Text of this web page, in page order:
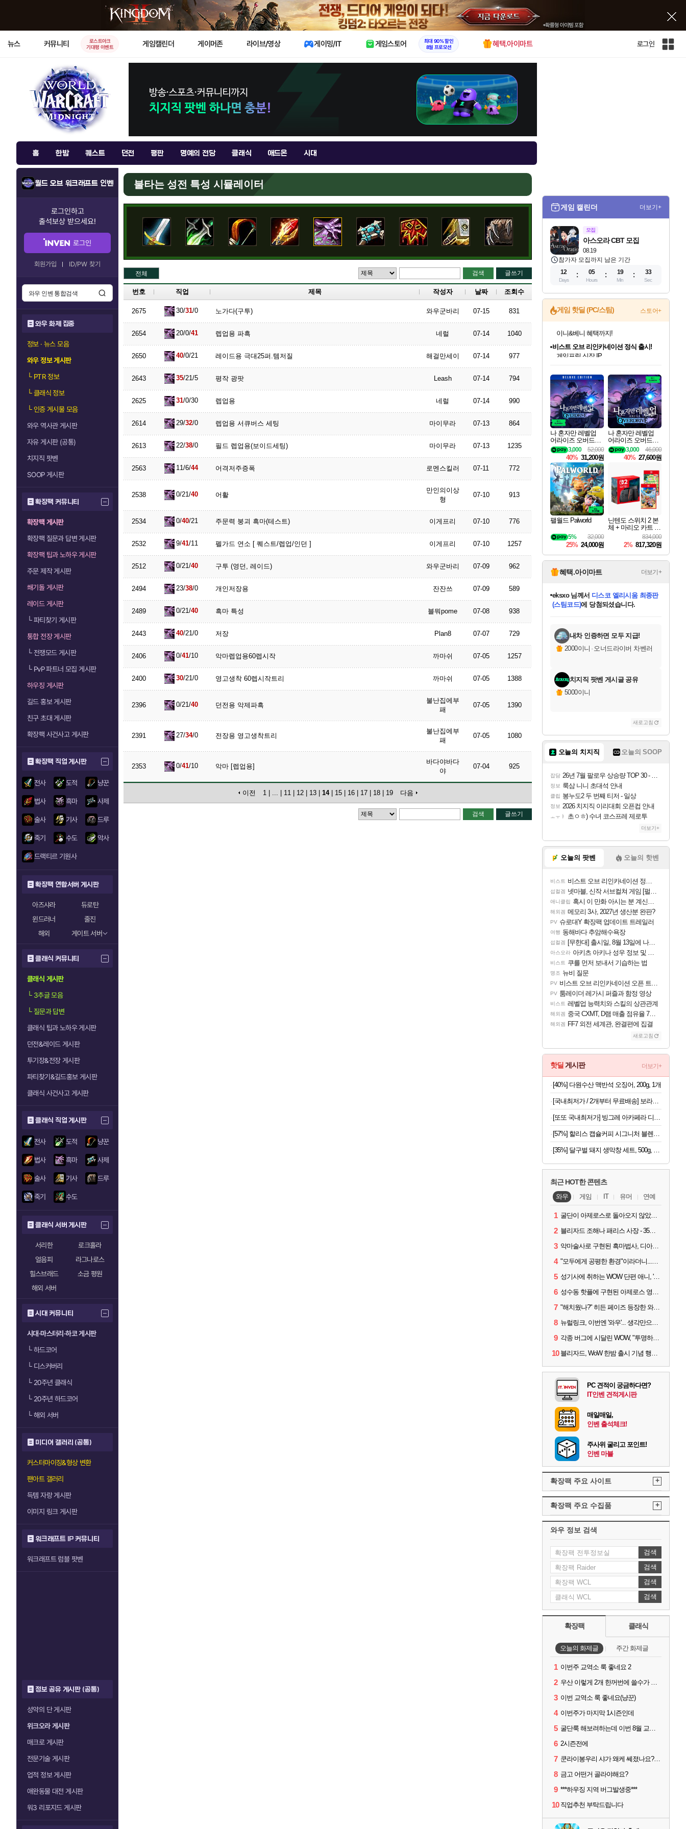
X
뉴스 커뮤니티
로스트아크
기대평 이벤트
게임캘린더 게이머존 라이브/영상 게이밍/IT 게임스토어
최대 90% 할인
8월 프로모션
혜택.아이마트 로그인
인
홈 한밤 퀘스트 던전 평판 명예의 전당 클래식 애드온 시대
월드 오브 워크래프트 인벤
로그인하고
출석보상 받으세요!
로그인
회원가입 ID/PW 찾기
와우 화제 집중
정보 · 뉴스 모음
와우 정보 게시판
└PTR 정보
└클래식 정보
└인증 게시물 모음
와우 역사관 게시판
자유 게시판 (공통)
치지직 팟벤
SOOP 게시판
확장팩 커뮤니티
확장팩 게시판
확장팩 질문과 답변 게시판
확장팩 팁과 노하우 게시판
주문 제작 게시판
쐐기돌 게시판
레이드 게시판
└파티찾기 게시판
통합 전장 게시판
└전쟁모드 게시판
└PvP 파트너 모집 게시판
하우징 게시판
길드 홍보 게시판
친구 초대 게시판
확장팩 사건사고 게시판
확장팩 직업 게시판
전사 도적 냥꾼
법사 흑마 사제
술사 기사 드루
죽기 수도 악사
드랙티르 기원사
확장팩 연합서버 게시판
아즈샤라
듀로탄
윈드러너
줄진
해외
게이트 서버
클래식 커뮤니티
클래식 게시판
└3추글 모음
└질문과 답변
클래식 팁과 노하우 게시판
던전&레이드 게시판
투기장&전장 게시판
파티찾기&길드홍보 게시판
클래식 사건사고 게시판
클래식 직업 게시판
전사 도적 냥꾼
법사 흑마 사제
술사 기사 드루
죽기 수도
클래식 서버 게시판
서리한
로크홀라
얼음피
라그나로스
힐스브래드
소금 평원
해외 서버
시대 커뮤니티
시대·마스터리·하코 게시판
└하드코어
└디스커버리
└20주년 클래식
└20주년 하드코어
└해외 서버
미디어 갤러리 (공통)
커스터마이징&형상 변환
팬아트 갤러리
득템 자랑 게시판
이미지 링크 게시판
워크래프트 IP 커뮤니티
워크래프트 럼블 팟벤
정보 공유 게시판 (공통)
성약의 단 게시판
위크오라 게시판
매크로 게시판
전문기술 게시판
업적 정보 게시판
애완동물 대전 게시판
워3 리포지드 게시판
불타는 성전 특성 시뮬레이터
전체 검색 글쓰기
번호 직업 제목 작성자 날짜 조회수
2675 30/31/0 노가다(구투) 와우군바리 07-15 831
2654 20/0/41 렙업용 파흑 네럴 07-14 1040
2650 40/0/21 레이드용 극대25퍼.템저질 해걸만세이 07-14 977
2643 35/21/5 평작 광팟 Leash 07-14 794
2625 31/0/30 렙업용 네럴 07-14 990
2614 29/32/0 렙업용 서큐버스 세팅 마이무라 07-13 864
2613 22/38/0 필드 렙업용(보이드세팅) 마이무라 07-13 1235
2563 11/6/44 어격저주증폭 로멘스킬러 07-11 772
2538 0/21/40 어활
만인의이상
형
07-10 913
2534 0/40/21 주문력 붕괴 흑마(테스트) 이게프리 07-10 776
2532 9/41/11 펠가드 연소 [ 퀘스트/렙업/인던 ] 이게프리 07-10 1257
2512 0/21/40 구투 (영던, 레이드) 와우군바리 07-09 962
2494 23/38/0 개인저장용 잔잔쓰 07-09 589
2489 0/21/40 흑마 특성 블뭐pome 07-08 938
2443 40/21/0 저장 Plan8 07-07 729
2406 0/41/10 악마렙업용60렙시작 까마쉬 07-05 1257
2400 30/21/0 영고생착 60렙시작트리 까마쉬 07-05 1388
2396 0/21/40 던전용 악제파흑
불난집에부
패
07-05 1390
2391 27/34/0 전장용 영고생착트리
불난집에부
패
07-05 1080
2353 0/41/10 악마 [렙업용]
바다야바다
야
07-04 925
이전 1| ... 11 12 13 14 15 16 17 18 19 다음
검색 글쓰기
게임 캘린더 더보기+
모집
08.19
아스오라 CBT 모집
참가자 모집까지 남은 기간
12
Days
05
Hours
19
Min
32
Sec
게임 핫딜 (PC/스팀) 스토어+
최대 90% 할인가를 만나보세요!
네이버혜택과 함께 만나보세요!
50%할인&추가 적립까지!
이니&베니 혜택까지!
비스트 오브 리인카네이션 정식 출시!
게임프릭 신작 IP
네이버 혜택가와 함께 예약하세요!
할인&네이버혜택으로 만나보세요!
네이버페이 혜택과 만나보세요!
40주년 프로모션으로 만나보세요!
네이버 포인트 혜택까지!
할인가에 만나보세요!
일부 에디션 상시 할인!
혜택으로 예약 판매 중
편안하게 충전하세요
나 혼자만 레벨업
어라이즈 오버드라
이브 디럭스 에디션
Solo Leveling Arise
Overdrive Deluxe Edi
tion
52,000
3,000
40% 31,200원
나 혼자만 레벨업
어라이즈 오버드라
이브 Solo Leveling A
rise
46,000
3,000
40% 27,600원
팰월드 Palworld
32,000
5%
25% 24,000원
닌텐도 스위치 2 본
체 + 마리오 카트 월
드 + 포켓몬 포코피
아 번들
834,000
2% 817,320원
혜택.아이마트 더보기+
당첨되셨습니다.
당첨되셨습니다.
(스팀코드)에 당첨되셨습니다.
칠부님께서 네이버페이 1만원
당첨되셨습니다.
당첨되셨습니다.
에디션 (스팀코드)를 교환.
당첨되셨습니다.
당첨되셨습니다.
당첨되셨습니다.
당첨되셨습니다.
내차 인증하면 모두 지급!
2000이니 · 오너드라이버 차벤러
치지직 팟벤 게시글 공유
5000이니
새로고침
오늘의 치지직 오늘의 SOOP
잡담 26년 7월 팔로우 상승량 TOP 30 - 월간 치지직
정보 룩삼 니니 초대석 안내
클립 봉누도2 두 번째 티저 - 일상
정보 2026 치지직 이리대회 오픈컵 안내
ㅗㅜㅑ 초ㅇㅎ) 수녀 코스프레 제로투
더보기+
오늘의 팟벤 오늘의 핫벤
비스트 비스트 오브 리인카네이션 정보/공략글 모음
섭컬겜 넷마블, 신작 서브컬쳐 게임 [펄 인 블루] 티저 사이트 오픈
애니클립 혹시 이 만화 아시는 분 계신가요
해외겜 메모리 3사, 2027년 생산분 완판?
PV 슈로대Y 확장팩 업데이트 트레일러
여행 동해바다 추암해수욕장
섭컬겜 [무한대] 출시일, 8월 13일에 나오나
아스오라 아키츠 아키나 성우 정보 및 주요 필모
비스트 쿠를 먼저 보내서 기습하는 법
명조 뉴비 질문
PV 비스트 오브 리인카네이션 오픈 트레일러
PV 툼레이더 레가시 퍼즐과 함정 영상
비스트 레벨업 능력치와 스킬의 상관관계
해외겜 중국 CXMT, D램 매출 점유율 7%…글로벌 4위로 부상
해외겜 FF7 외전 세계관, 완결편에 집결
새로고침
핫딜 게시판 더보기+
[40%] 다원수산 맥반석 오징어, 200g, 1개
[국내최저가 / 2개부터 무료배송] 보라톡스 보라효소101 곡물발효효소 프로바이오틱스 30포
[35%] 달구벌 돼지 생막창 세트, 500g, 2봉
최근 HOT한 콘텐츠
와우 게임 IT 유머 연예
1 굴단이 아제로스로 돌아오지 않았다면? 와우 클래식+ 주목
2 블리자드 조해나 패리스 사장 - 35년 역사, 그리고 비전
3 악마술사로 구현된 흑마법사, 디아4 x 와우 콜라보 살펴보기
4 "모두에게 공평한 환경"이라더니...여전히 살아있는 애드온
5 성기사에 취하는 WOW 단편 애니, '신성한 모든 것'
6 성수동 핫플에 구현된 아제로스 영웅들의 안식처, WoW 홈스윗홈
7 "해치웠나?" 히든 페이즈 등장한 와우 '한밤', 세계 최초 킬은 '팀 리퀴드'
8 뉴럴링크, 이번엔 '와우'... 생각만으로 게임하는 시대 성큼
9 각종 버그에 시달린 WOW, "투명하고 신속한 소통과 대응 약속"
10 블리자드, WoW 한밤 출시 기념 행사 '홈스윗홈' 28일 개최
PC 견적이 궁금하다면?
IT인벤 견적게시판
매일매일,
인벤 출석체크!
주사위 굴리고 포인트!
인벤 마블
확장팩 주요 사이트 +
확장팩 주요 수집품 +
와우 정보 검색
검색
검색
검색
검색
확장팩 클래식
오늘의 화제글 주간 화제글
1 이번주 교역소 룩 좋네요 2
2 우산 이렇게 2개 한꺼번에 쓸수가 있네요
3 이번 교역소 룩 좋네요(냥꾼)
4 이번주가 마지막 1시즌인데
5 굴단룩 해보려하는데 이번 8월 교역소 칠흙 두건 질문드립니다
6 2시즌전에
7 쿤라이봉우리 샤가 왜케 쎄졌나요? ㅋㅋㅋ
8 금고 어떤거 골라야해요?
9 ***하우징 지역 버그발생중***
10 직업추천 부탁드립니다